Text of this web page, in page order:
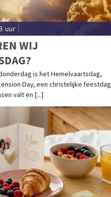
uur|
WIJ
is het Hemelvaartsdag,
Day, een christelijke feestdag
valt en [...]